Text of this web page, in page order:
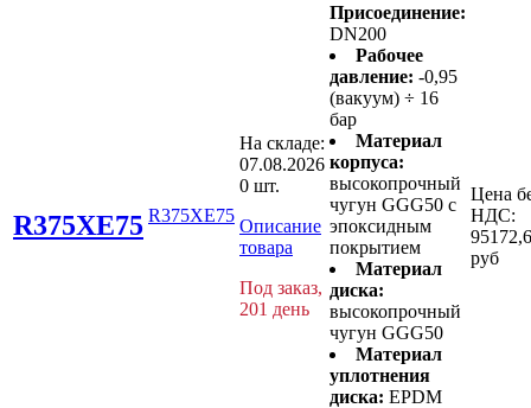
R375XE75 R375XE75
На складе:
07.08.2026
0 шт.
Описание
товара
Под заказ,
201 день
Присоединение:
DN200
Рабочее
давление: -0,95
(вакуум) ÷ 16
бар
Материал
корпуса:
высокопрочный
чугун GGG50 с
эпоксидным
покрытием
Материал
диска:
высокопрочный
чугун GGG50
Материал
уплотнения
диска: EPDM
Цена
НДС:
руб